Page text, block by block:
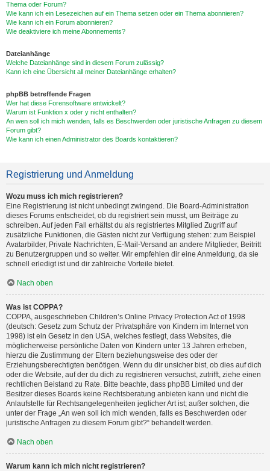
Thema oder Forum?
Wie kann ich ein Lesezeichen auf ein Thema setzen oder ein Thema abonnieren?
Wie kann ich ein Forum abonnieren?
Wie deaktiviere ich meine Abonnements?
Dateianhänge
Welche Dateianhänge sind in diesem Forum zulässig?
Kann ich eine Übersicht all meiner Dateianhänge erhalten?
phpBB betreffende Fragen
Wer hat diese Forensoftware entwickelt?
Warum ist Funktion x oder y nicht enthalten?
An wen soll ich mich wenden, falls es Beschwerden oder juristische Anfragen zu diesem
Forum gibt?
Wie kann ich einen Administrator des Boards kontaktieren?
Registrierung und Anmeldung
Wozu muss ich mich registrieren?
Eine Registrierung ist nicht unbedingt zwingend. Die Board-Administration
dieses Forums entscheidet, ob du registriert sein musst, um Beiträge zu
schreiben. Auf jeden Fall erhältst du als registriertes Mitglied Zugriff auf
zusätzliche Funktionen, die Gästen nicht zur Verfügung stehen: zum Beispiel
Avatarbilder, Private Nachrichten, E-Mail-Versand an andere Mitglieder, Beitritt
zu Benutzergruppen und so weiter. Wir empfehlen dir eine Anmeldung, da sie
schnell erledigt ist und dir zahlreiche Vorteile bietet.
Nach oben
Was ist COPPA?
COPPA, ausgeschrieben Children’s Online Privacy Protection Act of 1998
(deutsch: Gesetz zum Schutz der Privatsphäre von Kindern im Internet von
1998) ist ein Gesetz in den USA, welches festlegt, dass Websites, die
möglicherweise persönliche Daten von Kindern unter 13 Jahren erheben,
hierzu die Zustimmung der Eltern beziehungsweise des oder der
Erziehungsberechtigten benötigen. Wenn du dir unsicher bist, ob dies auf dich
oder die Website, auf der du dich zu registrieren versuchst, zutrifft, ziehe einen
rechtlichen Beistand zu Rate. Bitte beachte, dass phpBB Limited und der
Besitzer dieses Boards keine Rechtsberatung anbieten kann und nicht die
Anlaufstelle für Rechtsangelegenheiten jeglicher Art ist; außer solchen, die
unter der Frage „An wen soll ich mich wenden, falls es Beschwerden oder
juristische Anfragen zu diesem Forum gibt?“ behandelt werden.
Nach oben
Warum kann ich mich nicht registrieren?